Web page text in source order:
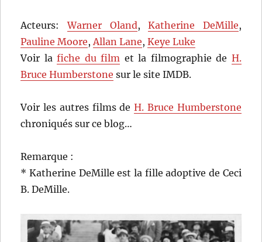
Acteurs:Warner Oland,Katherine DeMille,
Pauline Moore, Allan Lane,Keye Luke
Voir lafiche du film et la filmographie de H.
Bruce Humberstone sur le site IMDB.
Voir les autres films deH. Bruce Humberstone
chroniqués sur ce blog…
Remarque :
* Katherine DeMille est la fille adoptive de Ceci
B. DeMille.